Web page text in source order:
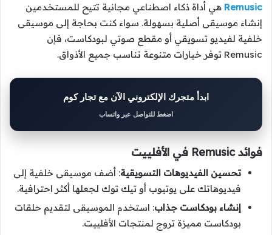
Remusic هي أداة ذكاء اصطناعي مجانية تتيح للمستخدمين
إنشاء موسيقى أصلية بسهولة. سواء كنت بحاجة إلى موسيقى
خلفية لفيديو تسويقي أو مقطع صوتي لبودكاست، فإن
Remusic توفر خيارات متنوعة تناسب جميع الأذواق.
ابدأ متجرك الإلكتروني الآن مع تجار كوم
اضغط للتواصل عبر واتساب
فوائد Remusic في الأفلييت
تحسين الفيديوهات التسويقية: أضف موسيقى خلفية إلى
فيديوهاتك على يوتيوب أو تيك توك لجعلها أكثر احترافية.
إنشاء بودكاست جذاب: استخدم الموسيقى لتقديم حلقات
بودكاست مميزة تروج لمنتجات الأفلييت.